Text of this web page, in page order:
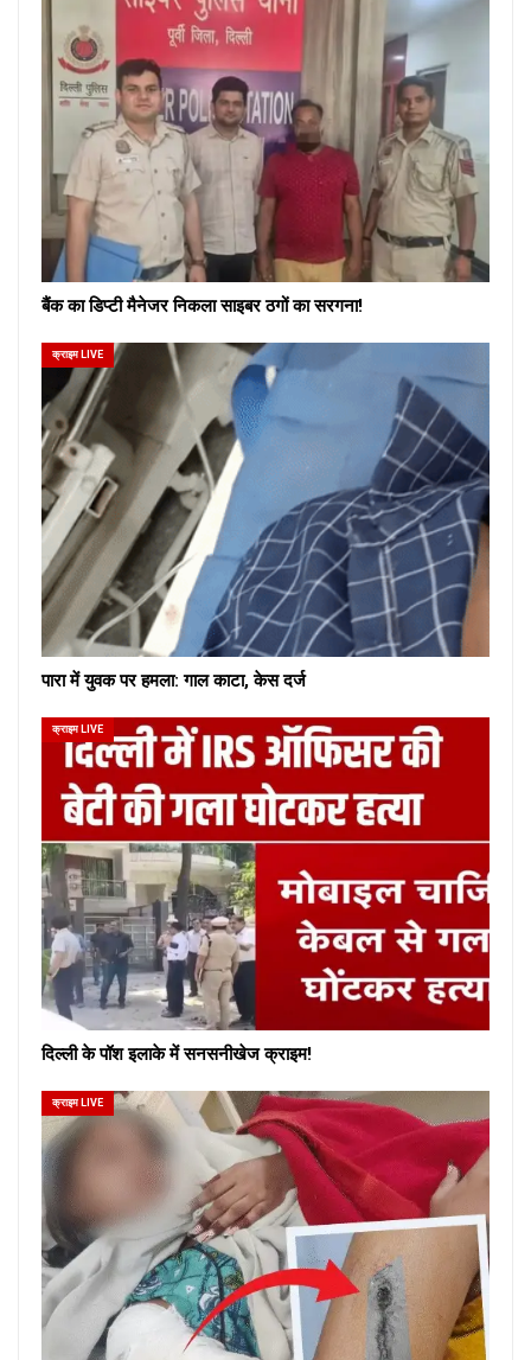
बैंक का डिप्टी मैनेजर निकला साइबर ठगों का सरगना!
क्राइम LIVE
पारा में युवक पर हमला: गाल काटा, केस दर्ज
क्राइम LIVE
दिल्ली के पॉश इलाके में सनसनीखेज क्राइम!
क्राइम LIVE